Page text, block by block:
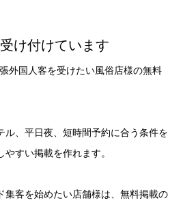
け付けています
外国人客を受けたい風俗店様の無料
ル、平日夜、短時間予約に合う条件を
すい掲載を作れます。
集客を始めたい店舗様は、無料掲載の